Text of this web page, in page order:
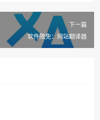
下一篇
软件限免：网站翻译器